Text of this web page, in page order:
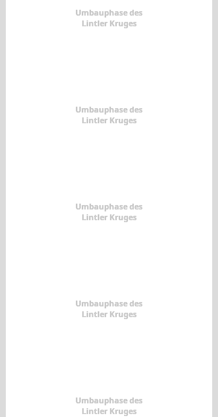
Umbauphase des
Lintler Kruges
Umbauphase des
Lintler Kruges
Umbauphase des
Lintler Kruges
Umbauphase des
Lintler Kruges
Umbauphase des
Lintler Kruges